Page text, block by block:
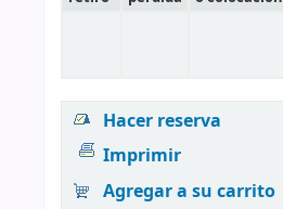
Hacer reserva
Imprimir
Agregar a su carrito